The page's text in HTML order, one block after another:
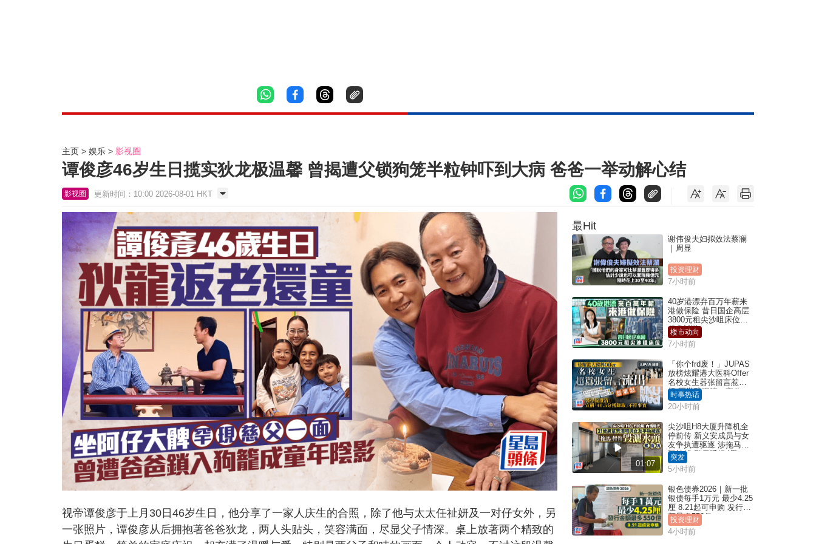
主页 娱乐 影视圈
谭俊彦46岁生日揽实狄龙极温馨 曾揭遭父锁狗笼半粒钟吓到大病 爸爸一举动解心结
影视圈 更新时间：10:00 2026-08-01 HKT
视帝谭俊彦于上月30日46岁生日，他分享了一家人庆生的合照，除了他与太太任祉妍及一对仔女外，另
一张照片，谭俊彦从后拥抱著爸爸狄龙，两人头贴头，笑容满面，尽显父子情深。桌上放著两个精致的
最Hit
谢伟俊夫妇拟效法蔡澜
｜周显
投资理财
7小时前
40岁港漂弃百万年薪来
港做保险 昔日国企高层
3800元租尖沙咀床位｜
租盘Million
楼市动向
7小时前
「你个frd废！」JUPAS
放榜炫耀港大医科Offer
名校女生嚣张留言惹众
怒 医学院澄清：宣称
「40.5分获录取」不符事
实｜Juicy叮
时事热话
20小时前
01:07
尖沙咀H8大厦升降机全
停前传 新义安成员与女
友争执遭驱逐 涉拖马刑
毁被捕 警另通缉4男
突发
5小时前
银色债券2026｜新一批
银债每手1万元 最少4.25
厘 8.21起可申购 发行金
额最多550亿
投资理财
4小时前